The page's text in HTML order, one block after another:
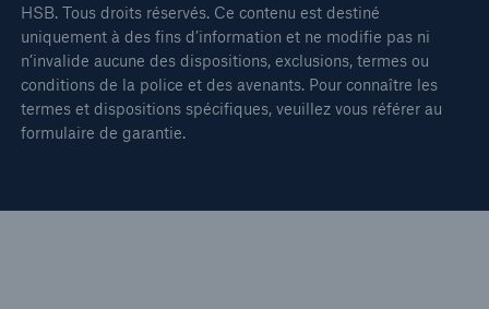
HSB. Tous droits réservés. Ce contenu est destiné
uniquement à des fins d’information et ne modifie pas ni
n’invalide aucune des dispositions, exclusions, termes ou
conditions de la police et des avenants. Pour connaître les
termes et dispositions spécifiques, veuillez vous référer au
formulaire de garantie.